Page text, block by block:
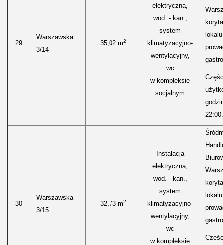
29
Warszawska
3/14
35,02 m2
elektryczna,
wod. - kan.,
system
klimatyzacyjno-
wentylacyjny,
wc
w kompleksie
socjalnym
22:00.
30
Warszawska
3/15
32,73 m2
Instalacja
elektryczna,
wod. - kan.,
system
klimatyzacyjno-
wentylacyjny,
wc
w kompleksie